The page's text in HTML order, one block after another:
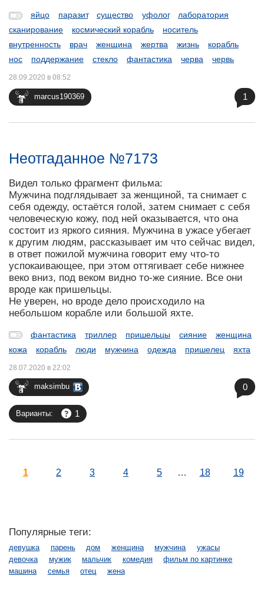
яйцо паразит существо уфолог
лаборатория
сканирование
космический корабль
носитель
внутренность
врач женщина жертва жизнь
корабль
нос
поддержание стекло фантастика черва червь
marcus190369
28.09.2020 в 08:52
1
Неотгаданное №7173
Видел только фрагмент фильма:
Мужчина подглядывает за женщиной, та снимает с
себя одежду, остаётся голой, затем снимает с себя
человеческую кожу, под ней оказывается, что она
состоит из яркого сияния. Мужчина в ужасе убегает
к другим людям, рассказывает им что сейчас видел,
в ответ пожилой мужчина говорит ему что-то
успокаивающее, при этом оттягивает себе нижнее
веко вниз, под веком видно то-же сияние. Все они
вроде как пришельцы.
Не уверен, но вроде дело происходило на
небольшом корабле или большой яхте.
фантастика триллер пришельцы сияние
женщина
кожа
корабль люди мужчина одежда пришелец яхта
maksimbu
28.07.2020 в 22:02
Варианты: 1
0
1 2 3 4 5 … 18 19
Популярные теги:
девушка парень дом женщина мужчина
ужасы
девочка
мужик мальчик комедия
фильм по картинке
машина
семья отец жена